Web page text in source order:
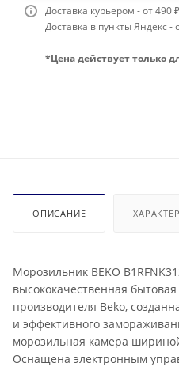
Доставка курьером - от 490 ₽
Доставка в пункты Яндекс -
*Цена действует только
ОПИСАНИЕ
Морозильник BEKO
высококачественная
производителя Beko,
и эффективного
морозильная камера
Оснащена электронным